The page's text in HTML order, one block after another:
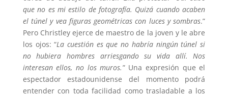
que no es mi estilo de fotografía. Quizá cuando acaben
el túnel y vea figuras geométricas con luces y sombras.”
Pero Christley ejerce de maestro de la joven y le abre
los ojos: “La cuestión es que no habría ningún túnel si
no hubiera hombres arriesgando su vida allí. Nos
interesan ellos, no los muros.” Una expresión que el
espectador estadounidense del momento podrá
entender con toda facilidad como trasladable a los